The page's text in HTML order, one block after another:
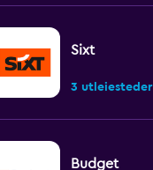
Sixt
3 utleiesteder
Budget